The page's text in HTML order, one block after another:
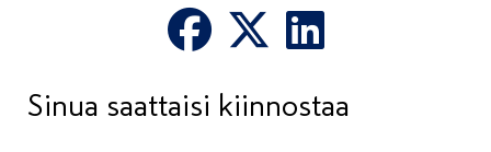
Sinua saattaisi kiinnostaa